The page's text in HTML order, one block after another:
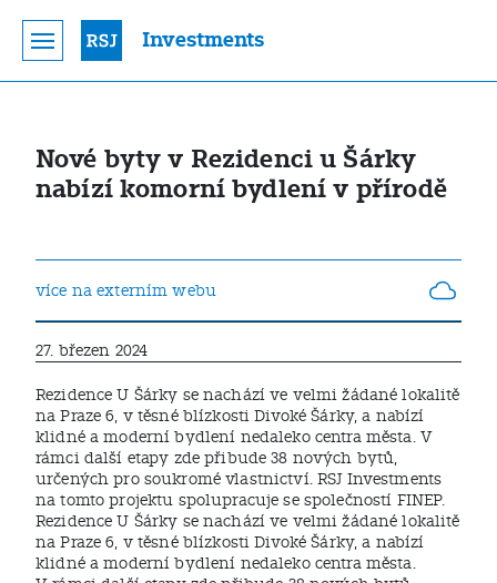
Investments
Nové byty v Rezidenci u Šárky
nabízí komorní bydlení v přírodě
více na externím webu
27. březen 2024
Rezidence U Šárky se nachází ve velmi žádané lokalitě
na Praze 6, v těsné blízkosti Divoké Šárky, a nabízí
klidné a moderní bydlení nedaleko centra města. V
rámci další etapy zde přibude 38 nových bytů,
určených pro soukromé vlastnictví. RSJ Investments
na tomto projektu spolupracuje se společností FINEP.
Rezidence U Šárky se nachází ve velmi žádané lokalitě
na Praze 6, v těsné blízkosti Divoké Šárky, a nabízí
klidné a moderní bydlení nedaleko centra města.